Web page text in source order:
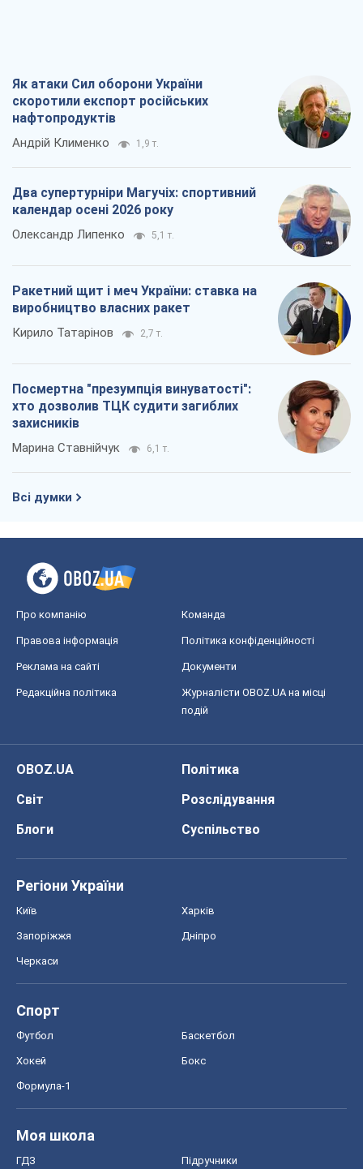
Як атаки Сил оборони України
скоротили експорт російських
нафтопродуктів
Андрій Клименко 1,9 т.
Два супертурніри Магучіх: спортивний
календар осені 2026 року
Олександр Липенко 5,1 т.
Ракетний щит і меч України: ставка на
виробництво власних ракет
Кирило Татарінов 2,7 т.
Посмертна "презумпція винуватості":
хто дозволив ТЦК судити загиблих
захисників
Марина Ставнійчук 6,1 т.
Всі думки
Про компанію Команда
Правова інформація Політика конфіденційності
Реклама на сайті Документи
Редакційна політика
Журналісти OBOZ.UA на місці
подій
OBOZ.UA
Політика
Світ
Розслідування
Блоги
Суспільство
Регіони України
Київ Харків
Запоріжжя Дніпро
Черкаси
Спорт
Футбол Баскетбол
Хокей Бокс
Формула-1
Моя школа
ГДЗ Підручники